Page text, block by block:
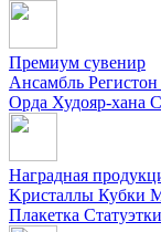
Премиум сувенир
Ансамбль Регистон
Орда Худояр-хана
Наградная
Kристаллы Кубки
Плакетка Статуэтки